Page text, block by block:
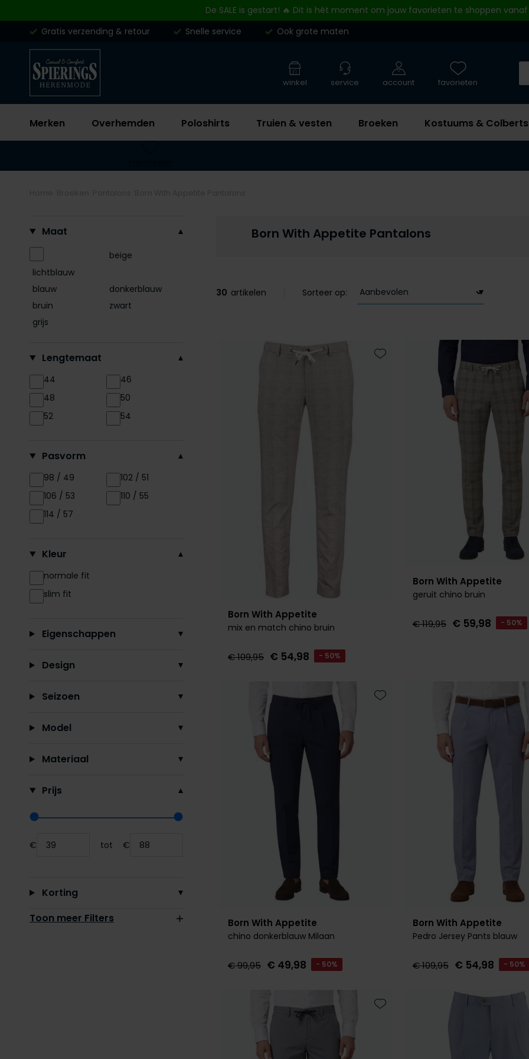
De SALE is gestart! 🔥 Dit is hét moment om jouw favorieten te shoppen vanaf
Gratis verzending & retour
Snelle service Ook grote maten
Merken Overhemden Poloshirts Truien & vesten Broeken Kostuums & Colberts
winkel service account favorieten
Born With Appetite Pantalons
Maat
lichtblauw
beige
blauw
donkerblauw
bruin
zwart
grijs
Lengtemaat
44
46
48
50
52
54
Pasvorm
98 / 49
102 / 51
106 / 53
110 / 55
114 / 57
Kleur
normale fit
slim fit
Eigenschappen
Design
Seizoen
Model
Materiaal
Prijs
Range slider min value
Range slider max value
€ tot €
Korting
Toon meer Filters
30 artikelen Sorteer op:
Born With Appetite
mix en match chino bruin
€ 109,95 € 54,98 - 50%
Toevoegen aan favorieten
Born With Appetite
geruit chino bruin
€ 119,95 € 59,98 - 50%
Born With Appetite
chino donkerblauw Milaan
€ 99,95 € 49,98 - 50%
Toevoegen aan favorieten
Born With Appetite
Pedro Jersey Pants blauw
€ 109,95 € 54,98 - 50%